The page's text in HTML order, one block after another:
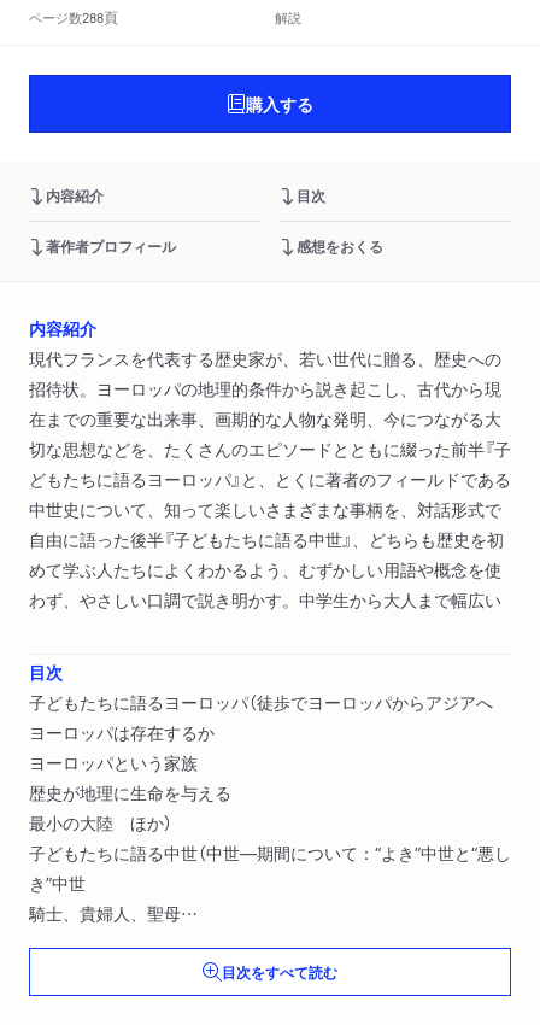
ページ数288頁 解説
購入する
内容紹介 目次
著作者プロフィール 感想をおくる
内容紹介
現代フランスを代表する歴史家が、若い世代に贈る、歴史への
招待状。ヨーロッパの地理的条件から説き起こし、古代から現
在までの重要な出来事、画期的な人物な発明、今につながる大
切な思想などを、たくさんのエピソードとともに綴った前半『子
どもたちに語るヨーロッパ』と、とくに著者のフィールドである
中世史について、知って楽しいさまざまな事柄を、対話形式で
自由に語った後半『子どもたちに語る中世』、どちらも歴史を初
めて学ぶ人たちによくわかるよう、むずかしい用語や概念を使
わず、やさしい口調で説き明かす。中学生から大人まで幅広い
目次
子どもたちに語るヨーロッパ（徒歩でヨーロッパからアジアへ
ヨーロッパは存在するか
ヨーロッパという家族
歴史が地理に生命を与える
最小の大陸 ほか）
子どもたちに語る中世（中世―期間について：“よき”中世と“悪し
き”中世
騎士、貴婦人、聖母
城塞と大聖堂
中世の人びと―聖職者と一般信徒、領主と農奴、都市住民、商
人と職人、旅人と巡礼者、貧者と病人
目次をすべて読む